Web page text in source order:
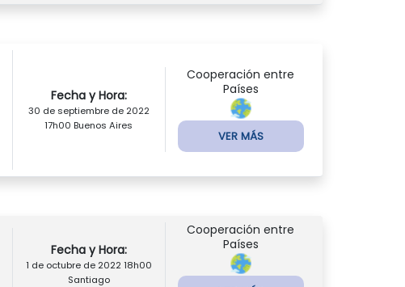
Fecha y Hora:
30 de septiembre de 2022
17h00 Buenos Aires
Cooperación entre
Países
VER MÁS
Fecha y Hora:
1 de octubre de 2022 18h00
Santiago
Cooperación entre
Países